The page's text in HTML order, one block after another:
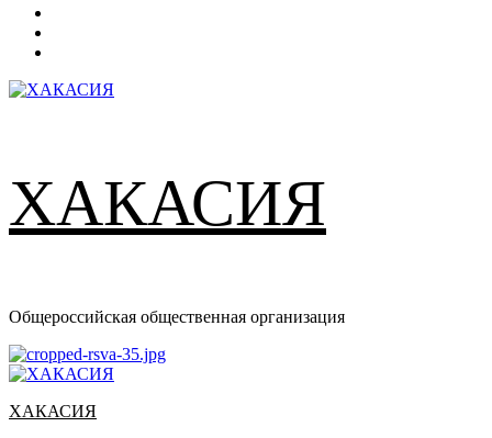
ХАКАСИЯ
Общероссийская общественная организация
Основное
ХАКАСИЯ